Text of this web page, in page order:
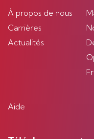
À propos de nous
Carrières
Actualités
Aide